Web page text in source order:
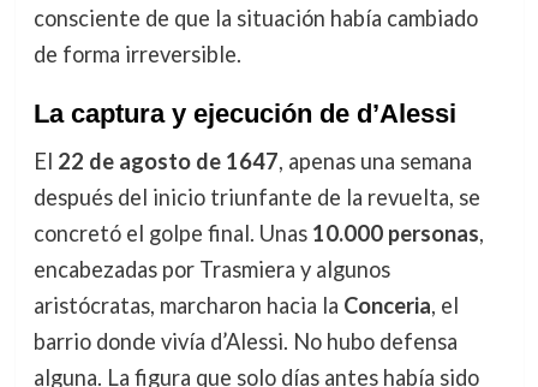
consciente de que la situación había cambiado
de forma irreversible.
La captura y ejecución de d’Alessi
El 22 de agosto de 1647, apenas una semana
después del inicio triunfante de la revuelta, se
concretó el golpe final. Unas 10.000 personas,
encabezadas por Trasmiera y algunos
aristócratas, marcharon hacia la Conceria, el
barrio donde vivía d’Alessi. No hubo defensa
alguna. La figura que solo días antes había sido